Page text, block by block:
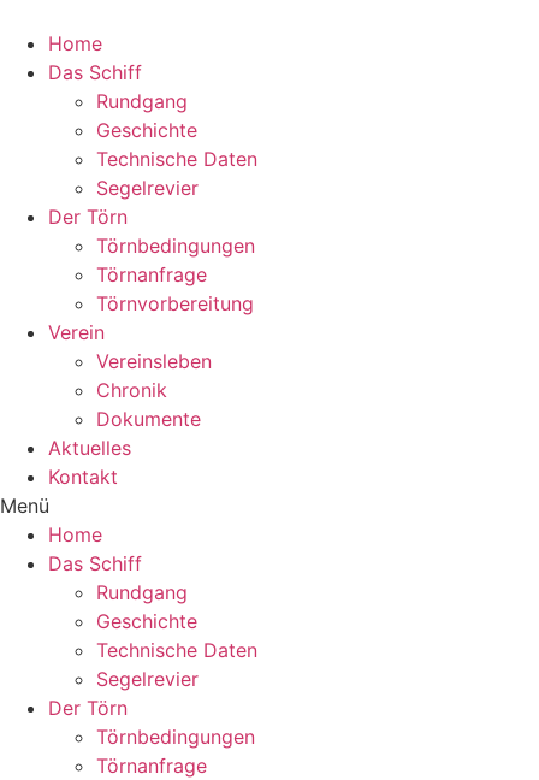
Inhalt
wechseln
Home
Das Schiff
Rundgang
Geschichte
Technische Daten
Segelrevier
Der Törn
Törnbedingungen
Törnanfrage
Törnvorbereitung
Verein
Vereinsleben
Chronik
Dokumente
Aktuelles
Kontakt
Menü
Home
Das Schiff
Rundgang
Geschichte
Technische Daten
Segelrevier
Der Törn
Törnbedingungen
Törnanfrage